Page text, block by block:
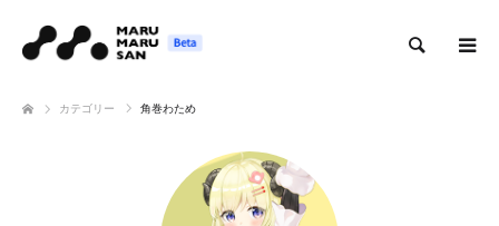
カテゴリー 角巻わため